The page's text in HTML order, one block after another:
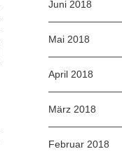
Juni 2018
Mai 2018
April 2018
März 2018
Februar 2018